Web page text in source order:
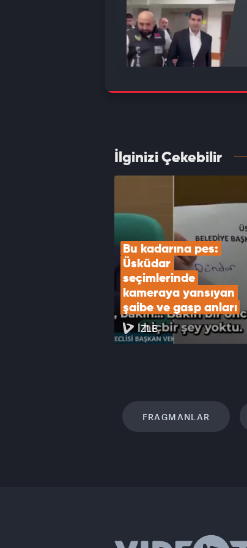
İlginizi Çekebilir
Bu kadarına pes:
Üsküdar
seçimlerinde
kameraya yansıyan
şaibe ve gasp anları
İZLE
FRAGMANLAR